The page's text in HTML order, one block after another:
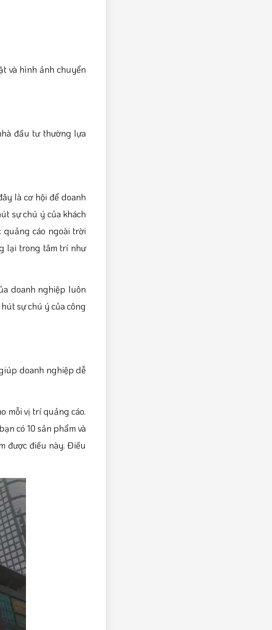
và hình ảnh chuyển
đầu tư thường lựa
là cơ hội để doanh
sự chú ý của khách
quảng cáo ngoài trời
lại trong tâm trí như
doanh nghiệp luôn
sự chú ý của công
doanh nghiệp dễ
mỗi vị trí quảng cáo.
có 10 sản phẩm và
được điều này. Điều